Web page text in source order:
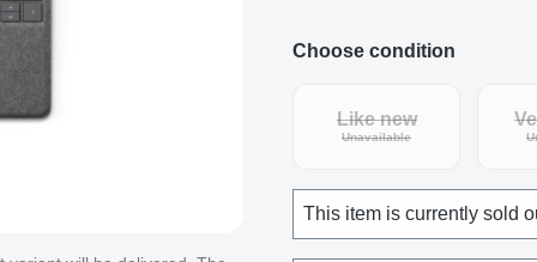
Choose condition
Like new
Unavailable(This option is
This item is currently sold